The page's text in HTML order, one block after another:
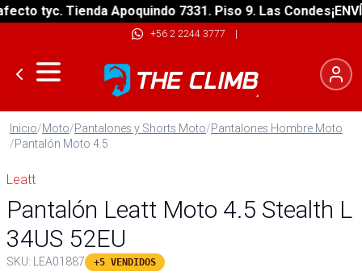
tyc. Tienda Apoquindo 7331. Piso 9. Las Condes¡ENVÍO
+56 2 2244 3777 |
Inicio/Moto/Pantalones y Shorts Moto/Pantalones Hombre Moto
/Pantalón Moto 4.5
Leatt
Pantalón Leatt Moto 4.5 Stealth L
34US 52EU
SKU: LEA01887 +5 VENDIDOS